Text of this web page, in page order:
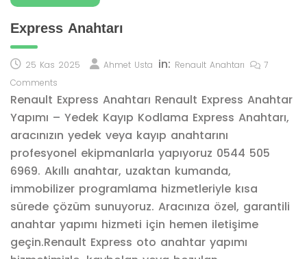
Express Anahtarı
25 Kas 2025 Ahmet Usta in: Renault Anahtarı
7
Comments
Renault Express Anahtarı Renault Express Anahtar
Yapımı – Yedek Kayıp Kodlama Express Anahtarı,
aracınızın yedek veya kayıp anahtarını
profesyonel ekipmanlarla yapıyoruz 0544 505
6969. Akıllı anahtar, uzaktan kumanda,
immobilizer programlama hizmetleriyle kısa
sürede çözüm sunuyoruz. Aracınıza özel, garantili
anahtar yapımı hizmeti için hemen iletişime
geçin.Renault Express oto anahtar yapımı